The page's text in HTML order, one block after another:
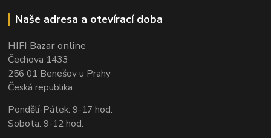
Naše adresa a otevírací doba
HIFI Bazar online
Čechova 1433
256 01 Benešov u Prahy
Česká republika
Pondělí-Pátek: 9-17 hod.
Sobota: 9-12 hod.